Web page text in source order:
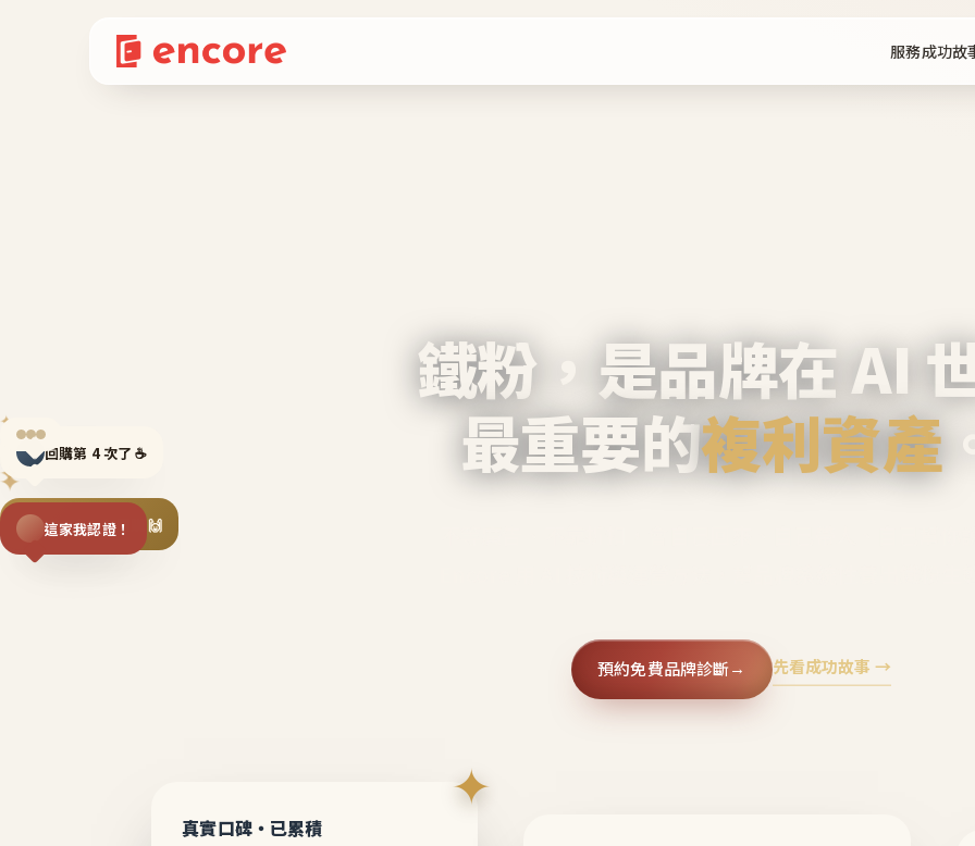
服務成功故
✦
✦
✦
回購第 4 次了 ☕
揪同事一起團購 🙌
這家我認證！
鐵粉，是品牌在 AI
最重要的複利資產
預約免費品牌診斷→ 先看成功故事 →
✦
真實口碑・已累積